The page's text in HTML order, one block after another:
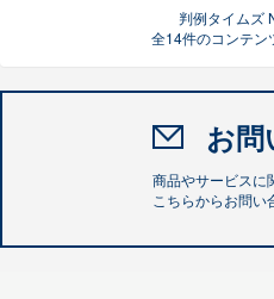
判例タイムズ
全14件のコンテン
お問
商品やサービスに
こちらからお問い